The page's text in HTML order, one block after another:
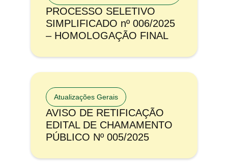
PROCESSO SELETIVO
SIMPLIFICADO nº 006/2025
– HOMOLOGAÇÃO FINAL
Atualizações Gerais
AVISO DE RETIFICAÇÃO
EDITAL DE CHAMAMENTO
PÚBLICO Nº 005/2025